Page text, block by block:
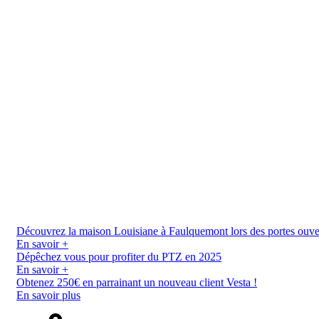
Découvrez la maison Louisiane à Faulquemont lors des portes
En savoir +
Dépêchez vous pour profiter du PTZ en 2025
En savoir +
Obtenez 250€ en parrainant un nouveau client Vesta !
En savoir plus